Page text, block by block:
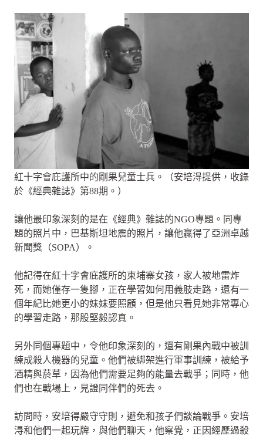
紅十字會庇護所中的剛果兒童士兵。（安培淂提供，收錄
於《經典雜誌》第88期。）
讓他最印象深刻的是在《經典》雜誌的NGO專題。同專
題的照片中，巴基斯坦地震的照片，讓他贏得了亞洲卓越
新聞獎（SOPA）。
他記得在紅十字會庇護所的柬埔寨女孩，家人被地雷炸
死，而她僅存一隻腳，正在學習如何用義肢走路，還有一
個年紀比她更小的妹妹要照顧，但是他只看見她非常專心
的學習走路，那股堅毅認真。
另外同個專題中，令他印象深刻的，還有剛果內戰中被訓
練成殺人機器的兒童。他們被綁架進行軍事訓練，被給予
酒精與菸草，因為他們需要足夠的能量去戰爭；同時，他
們也在戰場上，見證同伴們的死去。
訪問時，安培得嚴守守則，避免和孩子們談論戰爭。安培
淂和他們一起玩牌，與他們聊天，他察覺，正因經歷過殺